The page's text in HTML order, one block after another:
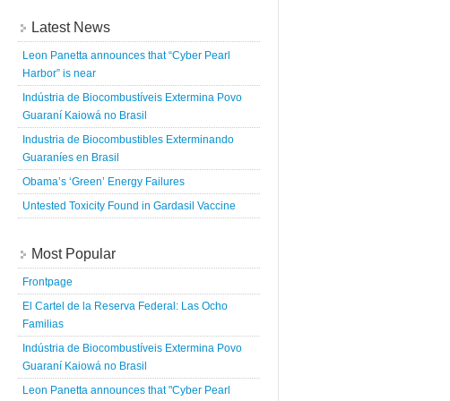
Latest News
Leon Panetta announces that “Cyber Pearl
Harbor” is near
Indústria de Biocombustíveis Extermina Povo
Guaraní Kaiowá no Brasil
Industria de Biocombustibles Exterminando
Guaraníes en Brasil
Obama’s ‘Green’ Energy Failures
Untested Toxicity Found in Gardasil Vaccine
Most Popular
Frontpage
El Cartel de la Reserva Federal: Las Ocho
Familias
Indústria de Biocombustíveis Extermina Povo
Guaraní Kaiowá no Brasil
Leon Panetta announces that "Cyber Pearl